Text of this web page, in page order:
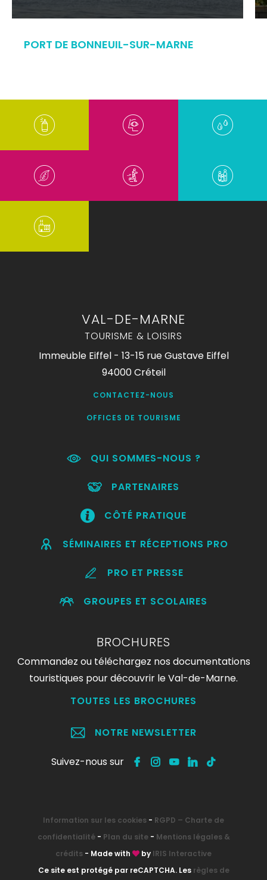
PORT DE BONNEUIL-SUR-MARNE
VAL-DE-MARNE
TOURISME & LOISIRS
Immeuble Eiffel - 13-15 rue Gustave Eiffel
94000 Créteil
CONTACTEZ-NOUS
OFFICES DE TOURISME
QUI SOMMES-NOUS ?
PARTENAIRES
CÔTÉ PRATIQUE
SÉMINAIRES ET RÉCEPTIONS PRO
PRO ET PRESSE
GROUPES ET SCOLAIRES
BROCHURES
Commandez ou téléchargez nos documentations
touristiques pour découvrir le Val-de-Marne.
TOUTES LES BROCHURES
NOTRE NEWSLETTER
Suivez-nous sur
Information sur les cookies - RGPD – Charte de
confidentialité- Plan du site- Mentions légales &
crédits - Made with by IRIS Interactive
Ce site est protégé par reCAPTCHA. Les règles de